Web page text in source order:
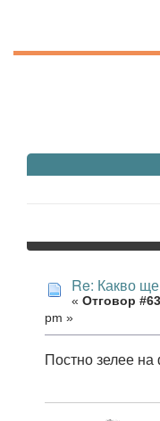
Re: Какво ще
« Отговор
pm »
Постно зелее